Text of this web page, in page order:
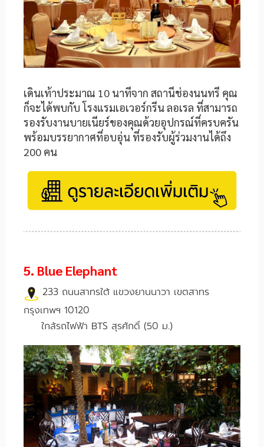
เดินเท้าประมาณ 10 นาทีจาก สถานีช่องนนทรี คุณ
ก็จะได้พบกับ โรงแรมเอเวอร์กรีน ลอเรล ที่สามารถ
รองรับงานบายเนียร์ของคุณด้วยอุปกรณ์ที่ครบครัน
พร้อมบรรยากาศที่อบอุ่น ที่รองรับผู้ร่วมงานได้ถึง
200 คน
5. Blue Elephant
233 ถนนสาทรใต้ แขวงยานนาวา เขตสาทร
กรุงเทพฯ 10120
ใกล้รถไฟฟ้า BTS สุรศักดิ์ (50 ม.)